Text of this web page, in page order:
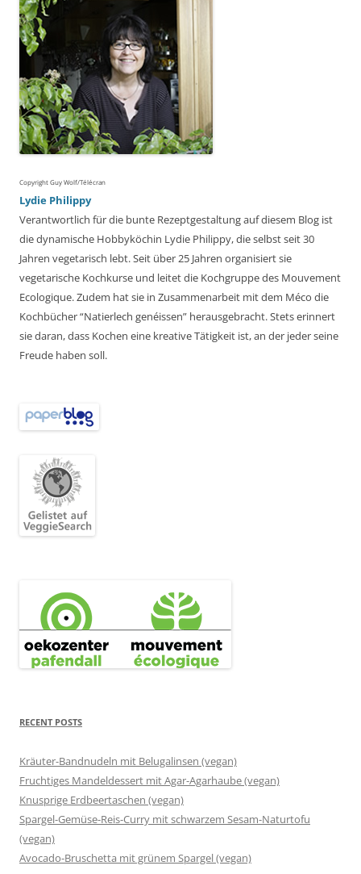
Copyright Guy Wolf/Télécran
Lydie Philippy
Verantwortlich für die bunte Rezeptgestaltung auf diesem Blog ist
die dynamische Hobbyköchin Lydie Philippy, die selbst seit 30
Jahren vegetarisch lebt. Seit über 25 Jahren organisiert sie
vegetarische Kochkurse und leitet die Kochgruppe des Mouvement
Ecologique. Zudem hat sie in Zusammenarbeit mit dem Méco die
Kochbücher “Natierlech genéissen” herausgebracht. Stets erinnert
sie daran, dass Kochen eine kreative Tätigkeit ist, an der jeder seine
Freude haben soll.
RECENT POSTS
Kräuter-Bandnudeln mit Belugalinsen (vegan)
Fruchtiges Mandeldessert mit Agar-Agarhaube (vegan)
Knusprige Erdbeertaschen (vegan)
Spargel-Gemüse-Reis-Curry mit schwarzem Sesam-Naturtofu
(vegan)
Avocado-Bruschetta mit grünem Spargel (vegan)